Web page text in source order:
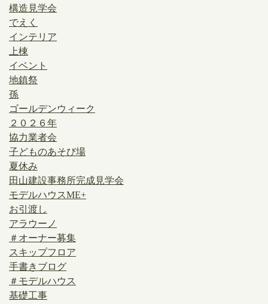
構造見学会
でえく
インテリア
上棟
イベント
地鎮祭
孫
ゴールデンウィーク
２０２６年
協力業者会
子どものあそび場
夏休み
田山建設事務所完成見学会
モデルハウスME+
お引渡し
アラウーノ
＃オーナー募集
スキップフロア
手書きブログ
＃モデルハウス
基礎工事